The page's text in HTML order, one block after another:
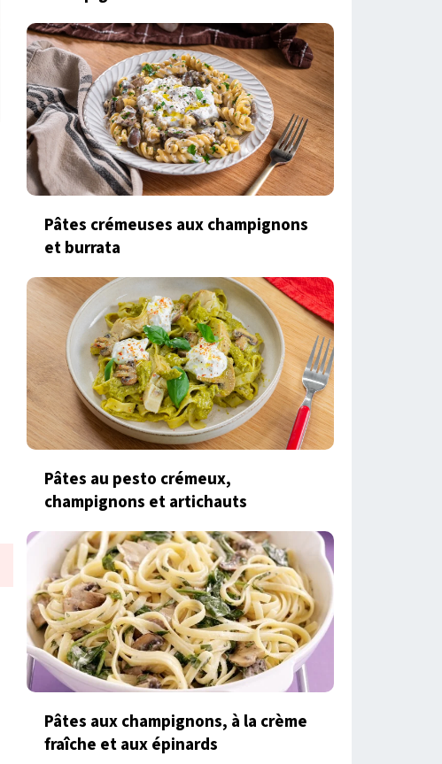
Pâtes crémeuses aux champignons
et burrata
Pâtes au pesto crémeux,
champignons et artichauts
Pâtes aux champignons, à la crème
fraîche et aux épinards